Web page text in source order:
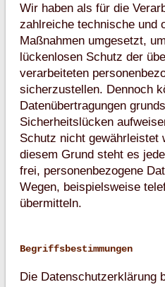
Wir haben als für die
zahlreiche technische und
Maßnahmen umgesetzt,
lückenlosen Schutz der
verarbeiteten
sicherzustellen. Dennoch
Datenübertragungen
Sicherheitslücken
Schutz nicht gewährleistet
diesem Grund steht es
frei, personenbezogene
Wegen, beispielsweise
übermitteln.
Begriffsbestimmungen
Die Datenschutzerklärung